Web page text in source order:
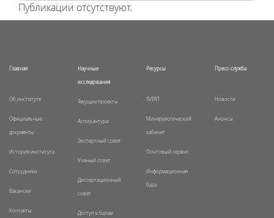
Публикации отсутствуют.
Главная
Об институте
Официальные
документы
История института
Сотрудники
Вакансии
Контакты
Научные
исследования
Текущие проекты
Аспирантура
Экспертный совет
Ученый совет
Диссертационный
совет
Доступ к базам
Ресурсы
SVERT
Минералогический
кабинет
Почтовый сервис
Информационная
база
Пресс-служба
Новости
Анонсы